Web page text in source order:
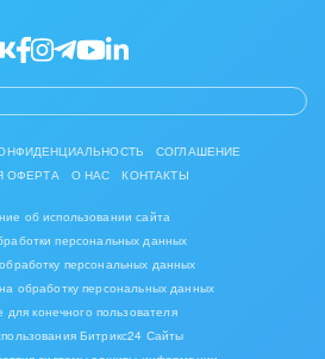
услуги
СОГЛАШЕНИЕ
ОФЕРТА
О НАС КОНТАКТЫ
об использовании сайта
персональных данных
персональных данных
обработку персональных данных
для конечного пользователя
Битрикс24 Сайты